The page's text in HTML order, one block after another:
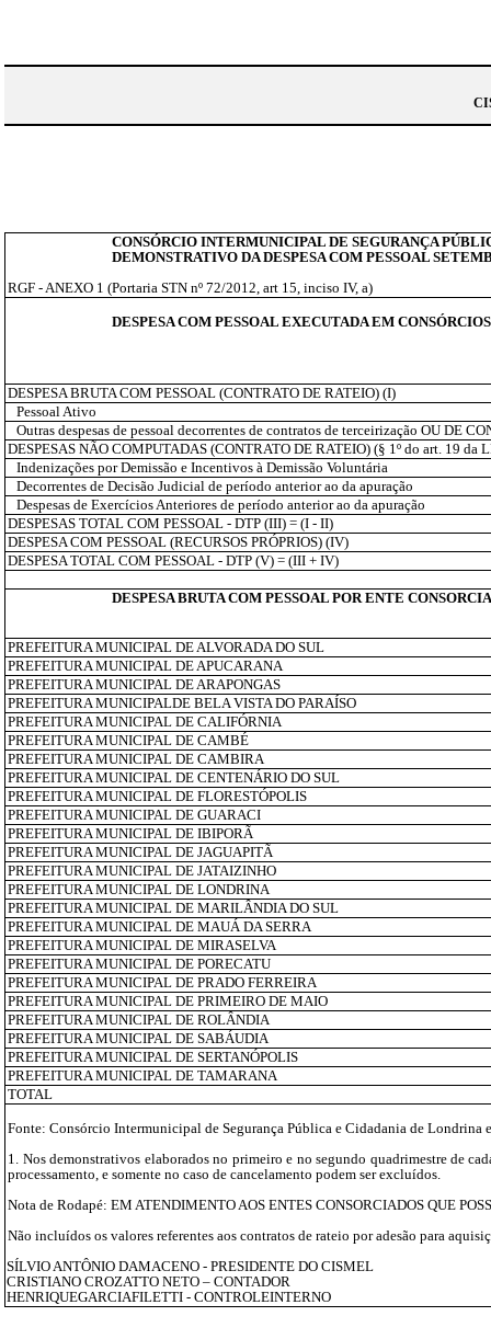
CONSÓRCIO INTERMUNICIPAL DE SEGURANÇA
DEMONSTRATIVO DA DESPESA COM PESSOAL
RGF - ANEXO 1 (Portaria STN nº 72/2012, art 15, inciso IV, a)
DESPESA COM PESSOAL EXECUTADA EM CONSÓRCIOS
DESPESA BRUTA COM PESSOAL (CONTRATO DE RATEIO) (I)
Pessoal Ativo
Outras despesas de pessoal decorrentes de contratos de terceirização OU DE
DESPESAS NÃO COMPUTADAS (CONTRATO DE RATEIO) (§ 1º do art. 19 da
Indenizações por Demissão e Incentivos à Demissão Voluntária
Decorrentes de Decisão Judicial de período anterior ao da apuração
Despesas de Exercícios Anteriores de período anterior ao da apuração
DESPESAS TOTAL COM PESSOAL - DTP (III) = (I - II)
DESPESA COM PESSOAL (RECURSOS PRÓPRIOS) (IV)
DESPESA TOTAL COM PESSOAL - DTP (V) = (III + IV)
DESPESA BRUTA COM PESSOAL POR ENTE
PREFEITURA MUNICIPAL DE ALVORADA DO SUL
PREFEITURA MUNICIPAL DE APUCARANA
PREFEITURA MUNICIPAL DE ARAPONGAS
PREFEITURA MUNICIPALDE BELA VISTA DO PARAÍSO
PREFEITURA MUNICIPAL DE CALIFÓRNIA
PREFEITURA MUNICIPAL DE CAMBÉ
PREFEITURA MUNICIPAL DE CAMBIRA
PREFEITURA MUNICIPAL DE CENTENÁRIO DO SUL
PREFEITURA MUNICIPAL DE FLORESTÓPOLIS
PREFEITURA MUNICIPAL DE GUARACI
PREFEITURA MUNICIPAL DE IBIPORÃ
PREFEITURA MUNICIPAL DE JAGUAPITÃ
PREFEITURA MUNICIPAL DE JATAIZINHO
PREFEITURA MUNICIPAL DE LONDRINA
PREFEITURA MUNICIPAL DE MARILÂNDIA DO SUL
PREFEITURA MUNICIPAL DE MAUÁ DA SERRA
PREFEITURA MUNICIPAL DE MIRASELVA
PREFEITURA MUNICIPAL DE PORECATU
PREFEITURA MUNICIPAL DE PRADO FERREIRA
PREFEITURA MUNICIPAL DE PRIMEIRO DE MAIO
PREFEITURA MUNICIPAL DE ROLÂNDIA
PREFEITURA MUNICIPAL DE SABÁUDIA
PREFEITURA MUNICIPAL DE SERTANÓPOLIS
PREFEITURA MUNICIPAL DE TAMARANA
TOTAL
Fonte: Consórcio Intermunicipal de Segurança Pública e Cidadania de
1. Nos demonstrativos elaborados no primeiro e no segundo quadrimestre de
processamento, e somente no caso de cancelamento podem ser excluídos.
Nota de Rodapé: EM ATENDIMENTO AOS ENTES CONSORCIADOS QUE
Não incluídos os valores referentes aos contratos de rateio por adesão para
SÍLVIO ANTÔNIO DAMACENO - PRESIDENTE DO CISMEL
CRISTIANO CROZATTO NETO – CONTADOR
HENRIQUEGARCIAFILETTI - CONTROLEINTERNO